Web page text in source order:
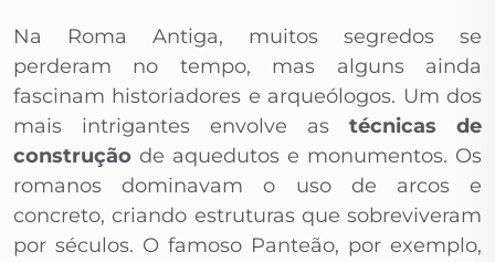
Na Roma Antiga, muitos segredos se
perderam no tempo, mas alguns ainda
fascinam historiadores e arqueólogos. Um dos
mais intrigantes envolve as técnicas de
construção de aquedutos e monumentos. Os
romanos dominavam o uso de arcos e
concreto, criando estruturas que sobreviveram
por séculos. O famoso Panteão, por exemplo,